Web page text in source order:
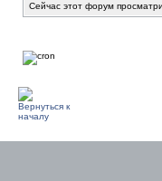
Сейчас этот форум